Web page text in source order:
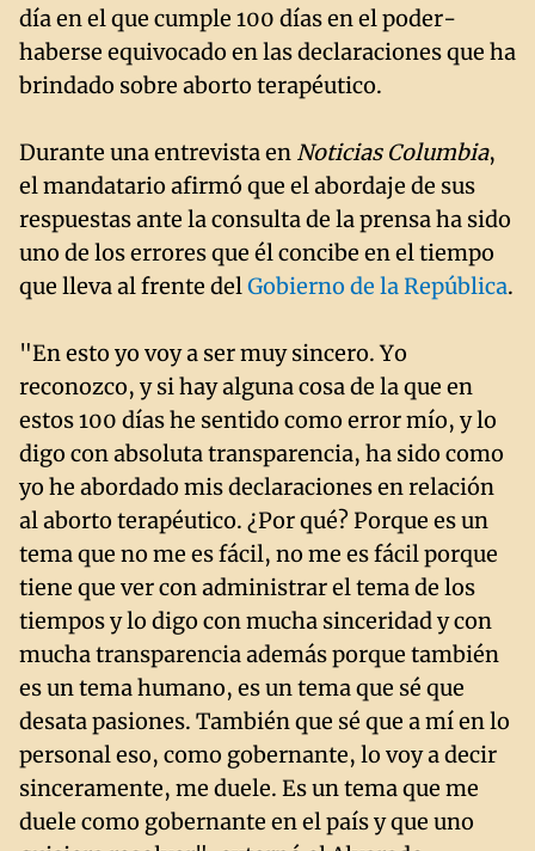
día en el que cumple 100 días en el poder-
haberse equivocado en las declaraciones que ha
brindado sobre aborto terapéutico.
Durante una entrevista en Noticias Columbia,
el mandatario afirmó que el abordaje de sus
respuestas ante la consulta de la prensa ha sido
uno de los errores que él concibe en el tiempo
que lleva al frente delGobierno de la República.
"En esto yo voy a ser muy sincero. Yo
reconozco, y si hay alguna cosa de la que en
estos 100 días he sentido como error mío, y lo
digo con absoluta transparencia, ha sido como
yo he abordado mis declaraciones en relación
al aborto terapéutico. ¿Por qué? Porque es un
tema que no me es fácil, no me es fácil porque
tiene que ver con administrar el tema de los
tiempos y lo digo con mucha sinceridad y con
mucha transparencia además porque también
es un tema humano, es un tema que sé que
desata pasiones. También que sé que a mí en lo
personal eso, como gobernante, lo voy a decir
sinceramente, me duele. Es un tema que me
duele como gobernante en el país y que uno